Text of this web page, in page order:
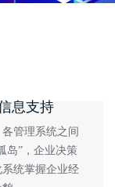
息支持
管理系统之间
岛”，企业决策
统掌握企业经